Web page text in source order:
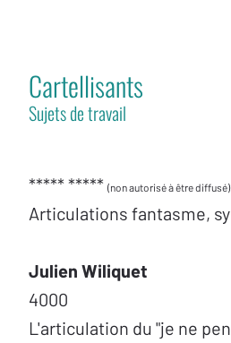
Cartellisants
Sujets de travail
***** ***** (non autorisé à être diffusé)
Articulations fantasme,
Julien Wiliquet
4000
L'articulation du "je ne